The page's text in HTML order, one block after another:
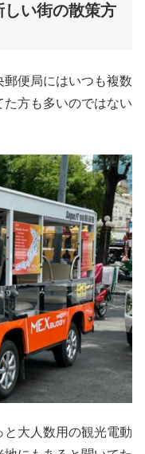
しい街の散策方
便局にはいつも複数
方も多いのではない
大人数用の観光電動